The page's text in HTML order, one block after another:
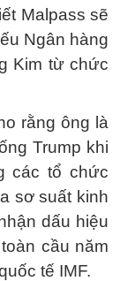
Malpass sẽ
Ngân hàng
Kim từ chức
rằng ông là
Trump khi
các tổ chức
sơ suất kinh
dấu hiệu
cầu năm
tế IMF.